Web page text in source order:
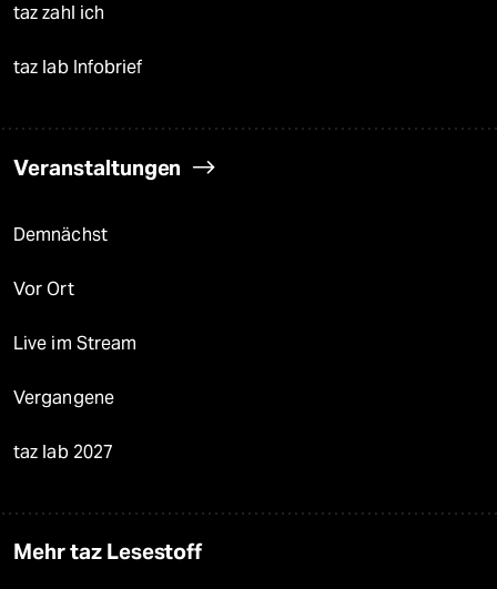
taz zahl ich
taz lab Infobrief
Veranstaltungen
Demnächst
Vor Ort
Live im Stream
Vergangene
taz lab 2027
Mehr taz Lesestoff